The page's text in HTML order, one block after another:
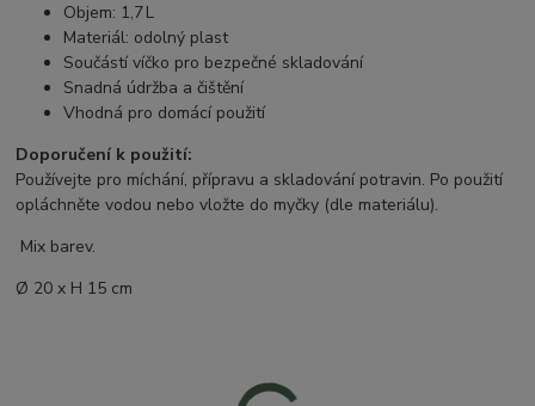
Objem: 1,7 L
Materiál: odolný plast
Součástí víčko pro bezpečné skladování
Snadná údržba a čištění
Vhodná pro domácí použití
Doporučení k použití:
Používejte pro míchání, přípravu a skladování potravin. Po použití
opláchněte vodou nebo vložte do myčky (dle materiálu).
Mix barev.
Ø 20 x H 15 cm